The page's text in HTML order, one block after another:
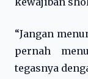
“Jangan
pernah
tegasnya